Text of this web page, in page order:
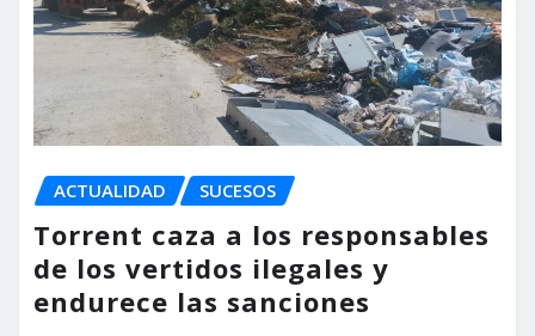
ACTUALIDAD SUCESOS
Torrent caza a los responsables
de los vertidos ilegales y
endurece las sanciones